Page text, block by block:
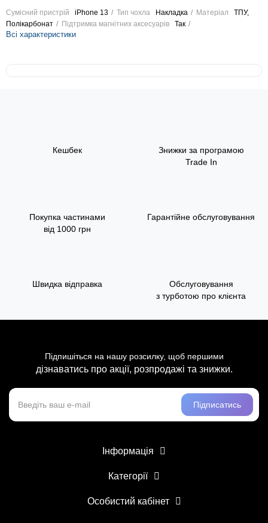
Сумісний пристрій iPhone 13 Тип чохла Накладка Матеріал
ТПУ,
Полікарбонат
Підтримка магнітних аксесуарів Так
Всі характеристики
Кешбек
Знижки за програмою
Trade In
Покупка частинами
від 1000 грн
Гарантійне обслуговування
Швидка відправка
Обслуговування
з турботою про клієнта
Підпишіться на нашу розсилку, щоб першими
дізнаватись про акції, розпродажі та знижки.
Підписатись
Інформація
Категорії
Особистий кабінет